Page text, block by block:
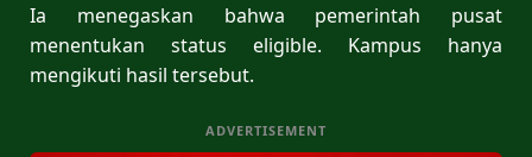
Ia menegaskan bahwa pemerintah pusat
menentukan status eligible. Kampus hanya
mengikuti hasil tersebut.
ADVERTISEMENT